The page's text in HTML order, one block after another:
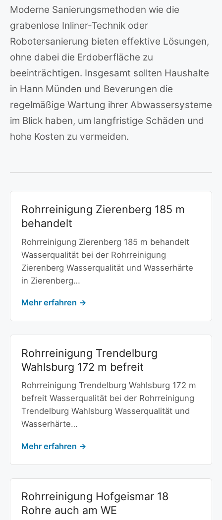
Moderne Sanierungsmethoden wie die
grabenlose Inliner-Technik oder
Robotersanierung bieten effektive Lösungen,
ohne dabei die Erdoberfläche zu
beeinträchtigen. Insgesamt sollten Haushalte
in Hann Münden und Beverungen die
regelmäßige Wartung ihrer Abwassersysteme
im Blick haben, um langfristige Schäden und
hohe Kosten zu vermeiden.
Rohrreinigung Zierenberg 185 m
behandelt
Rohrreinigung Zierenberg 185 m behandelt
Wasserqualität bei der Rohrreinigung
Zierenberg Wasserqualität und Wasserhärte
in Zierenberg…
Mehr erfahren →
Rohrreinigung Trendelburg
Wahlsburg 172 m befreit
Rohrreinigung Trendelburg Wahlsburg 172 m
befreit Wasserqualität bei der Rohrreinigung
Trendelburg Wahlsburg Wasserqualität und
Wasserhärte…
Mehr erfahren →
Rohrreinigung Hofgeismar 18
Rohre auch am WE